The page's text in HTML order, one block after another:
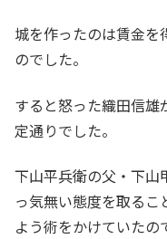
城を作ったのは賃金を
のでした。
すると怒った織田信
定通りでした。
下山平兵衛の父・下山
っ気無い態度を取るこ
よう術をかけていたの